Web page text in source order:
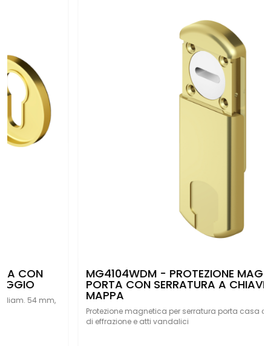
MG4104WDM - PROTEZIONE MAGNETICA PER
PORTA CON SERRATURA A CHIAVE A DOPPIA
MAPPA
Protezione magnetica per serratura porta casa contro tentativi
di effrazione e atti vandalici